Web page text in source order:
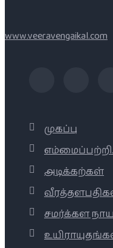
www.veeravengaikal.com
முகப்பு
அடிக்கற்கள்
சமர்க்கள